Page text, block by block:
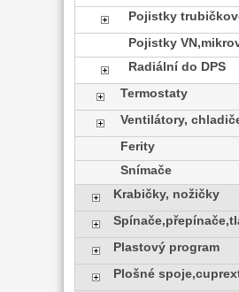
Pojistky
Pojistky
Radiální do DPS
Termostaty
Ventilátory,
Ferity
Snímače
Krabičky, nožičky
Plastový program
Plošné